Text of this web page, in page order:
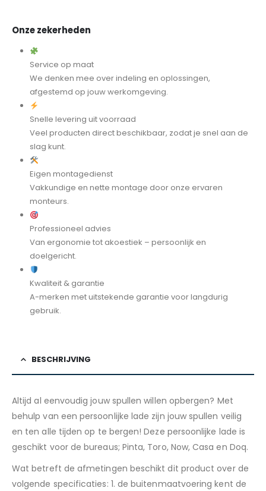
Onze zekerheden
Service op maat
We denken mee over indeling en oplossingen,
afgestemd op jouw werkomgeving.
Snelle levering uit voorraad
Veel producten direct beschikbaar, zodat je snel aan de
slag kunt.
Eigen montagedienst
Vakkundige en nette montage door onze ervaren
monteurs.
Professioneel advies
Van ergonomie tot akoestiek – persoonlijk en
doelgericht.
Kwaliteit & garantie
A-merken met uitstekende garantie voor langdurig
gebruik.
BESCHRIJVING
Altijd al eenvoudig jouw spullen willen opbergen? Met
behulp van een persoonlijke lade zijn jouw spullen veilig
en ten alle tijden op te bergen! Deze persoonlijke lade is
geschikt voor de bureaus; Pinta, Toro, Now, Casa en Doq.
Wat betreft de afmetingen beschikt dit product over de
volgende specificaties: 1. de buitenmaatvoering kent de